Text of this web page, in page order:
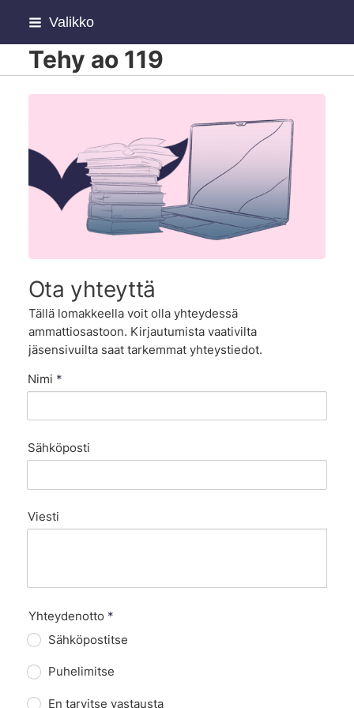
Siirry
sisältöön
Valikko
Tehy ao 119
Ota yhteyttä
Tällä lomakkeella voit olla yhteydessä
ammattiosastoon. Kirjautumista vaativilta
jäsensivuilta saat tarkemmat yhteystiedot.
Nimi *
Sähköposti
Viesti
Yhteydenotto*
Sähköpostitse
Puhelimitse
En tarvitse vastausta